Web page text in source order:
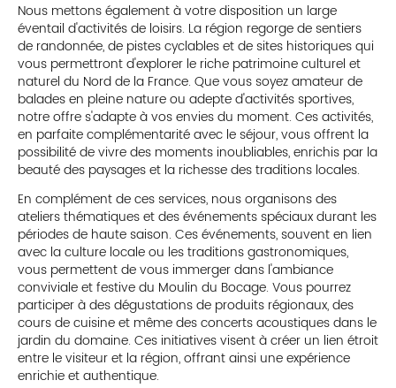
Nous mettons également à votre disposition un large
éventail d'activités de loisirs. La région regorge de sentiers
de randonnée, de pistes cyclables et de sites historiques qui
vous permettront d'explorer le riche patrimoine culturel et
naturel du Nord de la France. Que vous soyez amateur de
balades en pleine nature ou adepte d'activités sportives,
notre offre s'adapte à vos envies du moment. Ces activités,
en parfaite complémentarité avec le séjour, vous offrent la
possibilité de vivre des moments inoubliables, enrichis par la
beauté des paysages et la richesse des traditions locales.
En complément de ces services, nous organisons des
ateliers thématiques et des événements spéciaux durant les
périodes de haute saison. Ces événements, souvent en lien
avec la culture locale ou les traditions gastronomiques,
vous permettent de vous immerger dans l'ambiance
conviviale et festive du Moulin du Bocage. Vous pourrez
participer à des dégustations de produits régionaux, des
cours de cuisine et même des concerts acoustiques dans le
jardin du domaine. Ces initiatives visent à créer un lien étroit
entre le visiteur et la région, offrant ainsi une expérience
enrichie et authentique.